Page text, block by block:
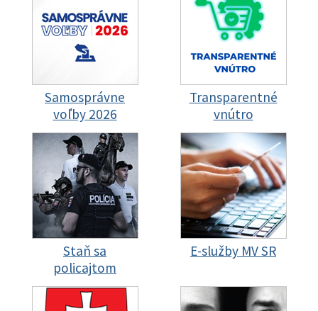
Samosprávne
voľby 2026
Transparentné
vnútro
Staň sa
policajtom
E-služby MV SR